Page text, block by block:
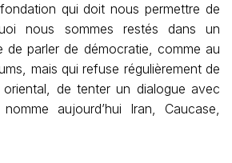
qui doit nous permettre de
nous sommes restés dans un
de parler de démocratie, comme au
mais qui refuse régulièrement de
de tenter un dialogue avec
aujourd’hui Iran, Caucase,